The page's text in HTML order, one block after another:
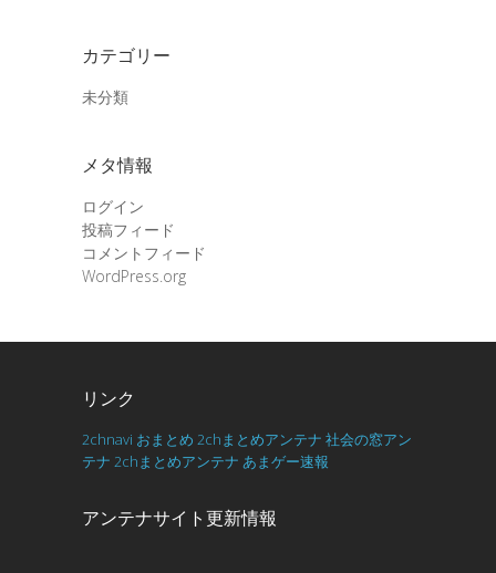
カテゴリー
未分類
メタ情報
ログイン
投稿フィード
コメントフィード
WordPress.org
リンク
2chnavi おまとめ 2chまとめアンテナ 社会の窓アン
テナ 2chまとめアンテナ あまゲー速報
アンテナサイト更新情報